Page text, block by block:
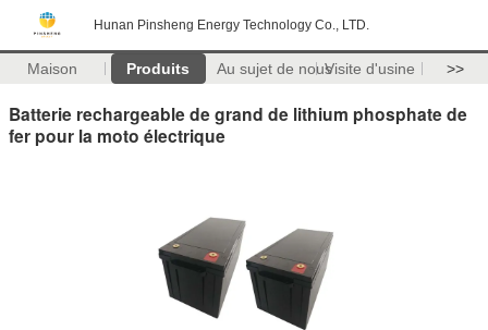
Hunan Pinsheng Energy Technology Co., LTD.
Maison Produits Au sujet de nousVisite d'usine >>
Batterie rechargeable de grand de lithium phosphate de
fer pour la moto électrique